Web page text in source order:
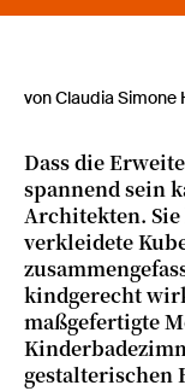
von Claudia Simone
Dass die
spannend sein
Architekten.
verkleidete
kindgerecht
maßgefertigte
gestalterischen